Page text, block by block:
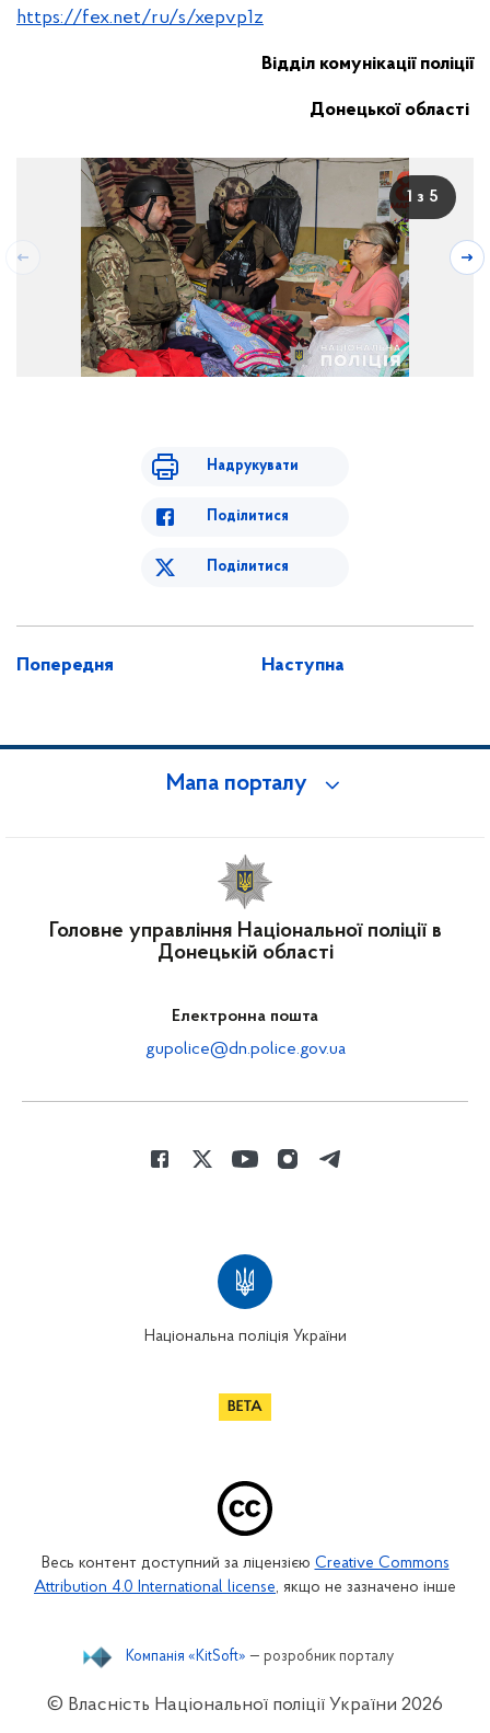
https://fex.net/ru/s/xepvp1z
Відділ комунікації поліції
Донецької області
1 з 5
Надрукувати
Поділитися
Поділитися
Попередня Наступна
Мапа порталу
Головне управління Національної поліції в
Донецькій області
Електронна пошта
gupolice@dn.police.gov.ua
Національна поліція України
Весь контент доступний за ліцензією Creative Commons
Attribution 4.0 International license, якщо не зазначено інше
© Власність Національної поліції України 2026
Компанія «KitSoft» — розробник порталу